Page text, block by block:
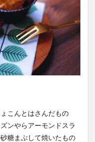
こんとはさんだもの
ンやらアーモンドスラ
糖まぶして焼いたもの